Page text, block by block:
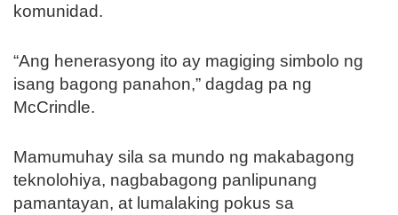
komunidad.
“Ang henerasyong ito ay magiging simbolo ng
isang bagong panahon,” dagdag pa ng
McCrindle.
Mamumuhay sila sa mundo ng makabagong
teknolohiya, nagbabagong panlipunang
pamantayan, at lumalaking pokus sa